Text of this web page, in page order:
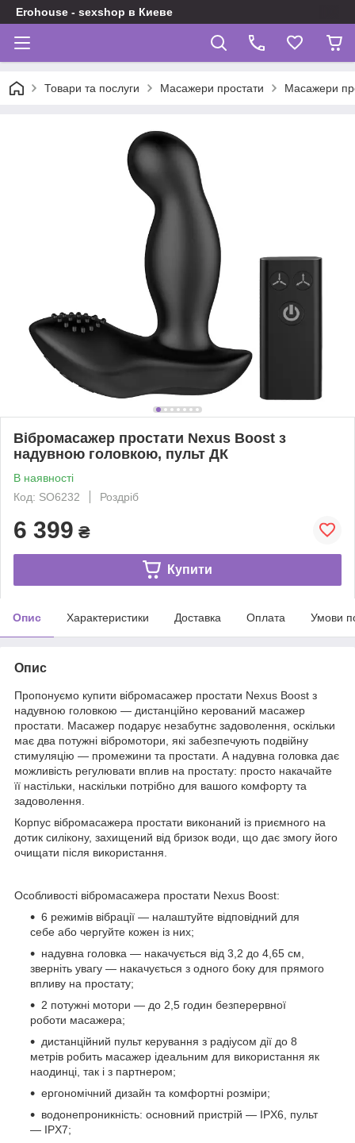
Erohouse - sexshop в Киеве
Товари та послуги Масажери простати Масажери
Вібромасажер простати Nexus Boost з
надувною головкою, пульт ДК
В наявності
Код: SO6232
Роздріб
6 399 ₴
Купити
Опис Характеристики Доставка Оплата Умови
Опис
Пропонуємо купити вібромасажер простати Nexus Boost з
надувною головкою — дистанційно керований масажер
простати. Масажер подарує незабутнє задоволення, оскільки
має два потужні вібромотори, які забезпечують подвійну
стимуляцію — промежини та простати. А надувна головка дає
можливість регулювати вплив на простату: просто накачайте
її настільки, наскільки потрібно для вашого комфорту та
задоволення.
Корпус вібромасажера простати виконаний із приємного на
дотик силікону, захищений від бризок води, що дає змогу його
очищати після використання.
Особливості вібромасажера простати Nexus Boost:
6 режимів вібрації — налаштуйте відповідний для
себе або чергуйте кожен із них;
надувна головка — накачується від 3,2 до 4,65 см,
зверніть увагу — накачується з одного боку для прямого
впливу на простату;
2 потужні мотори — до 2,5 годин безперервної
роботи масажера;
дистанційний пульт керування з радіусом дії до 8
метрів робить масажер ідеальним для використання як
наодинці, так і з партнером;
ергономічний дизайн та комфортні розміри;
водонепроникність: основний пристрій — IPX6, пульт
— IPX7;